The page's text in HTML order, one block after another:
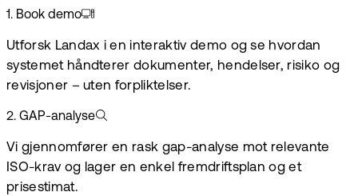
1. Book demo
Utforsk Landax i en interaktiv demo og se hvordan
systemet håndterer dokumenter, hendelser, risiko og
revisjoner – uten forpliktelser.
2. GAP-analyse
Vi gjennomfører en rask gap-analyse mot relevante
ISO-krav og lager en enkel fremdriftsplan og et
prisestimat.